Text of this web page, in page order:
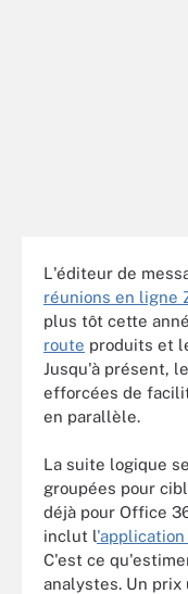
L'éditeur de
réunions en ligne
plus tôt cette
route produits et
Jusqu'à présent,
efforcées de
en parallèle.
La suite logique
groupées pour
déjà pour Office
inclut l
C'est ce
analystes. Un